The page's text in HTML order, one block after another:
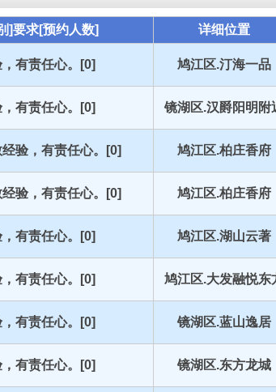
]要求[预约人数] 详细位置
有责任心。[0] 鸠江区.汀海一品
有责任心。[0] 镜湖区.汉爵阳明附
验，有责任心。[0] 鸠江区.柏庄香府
验，有责任心。[0] 鸠江区.柏庄香府
有责任心。[0] 鸠江区.湖山云著
有责任心。[0] 鸠江区.大发融悦东
有责任心。[0] 镜湖区.蓝山逸居
有责任心。[0] 镜湖区.东方龙城